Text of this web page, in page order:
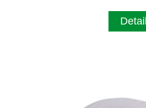
Detail